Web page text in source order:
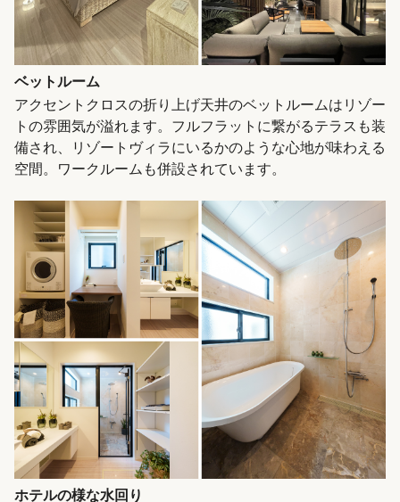
ベットルーム
アクセントクロスの折り上げ天井のベットルームはリゾー
トの雰囲気が溢れます。フルフラットに繋がるテラスも装
備され、リゾートヴィラにいるかのような心地が味わえる
空間。ワークルームも併設されています。
ホテルの様な水回り